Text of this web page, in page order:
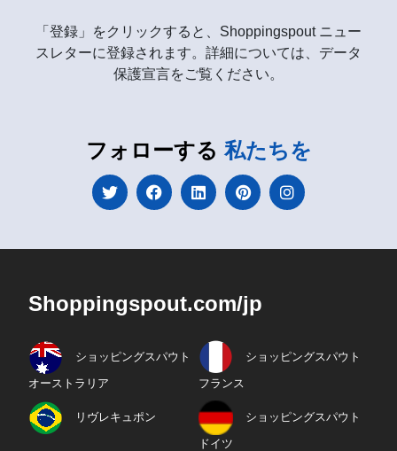
「登録」をクリックすると、Shoppingspout ニュー
スレターに登録されます。詳細については、データ
保護宣言をご覧ください。
フォローする 私たちを
Shoppingspout.com/jp
ショッピングスパウト
オーストラリア
ショッピングスパウト
フランス
リヴレキュポン ショッピングスパウト
ドイツ